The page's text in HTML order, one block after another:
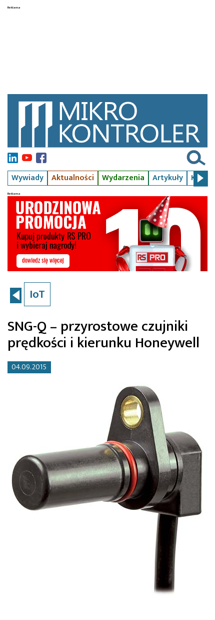
Wywiady Aktualności Wydarzenia Artykuły Kursy
IoT
SNG-Q – przyrostowe czujniki
prędkości i kierunku Honeywell
04.09.2015